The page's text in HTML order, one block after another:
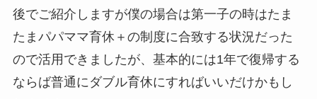
後でご紹介しますが僕の場合は第一子の時はたま
たまパパママ育休＋の制度に合致する状況だった
ので活用できましたが、基本的には1年で復帰する
ならば普通にダブル育休にすればいいだけかもし